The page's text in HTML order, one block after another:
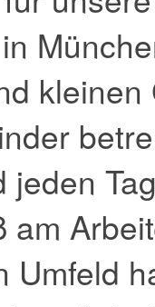
jeden
am
Umfeld